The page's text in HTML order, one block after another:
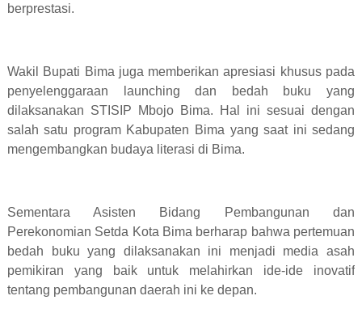
berprestasi.
Wakil Bupati Bima juga memberikan apresiasi khusus pada
penyelenggaraan launching dan bedah buku yang
dilaksanakan STISIP Mbojo Bima. Hal ini sesuai dengan
salah satu program Kabupaten Bima yang saat ini sedang
mengembangkan budaya literasi di Bima.
Sementara Asisten Bidang Pembangunan dan
Perekonomian Setda Kota Bima berharap bahwa pertemuan
bedah buku yang dilaksanakan ini menjadi media asah
pemikiran yang baik untuk melahirkan ide-ide inovatif
tentang pembangunan daerah ini ke depan.